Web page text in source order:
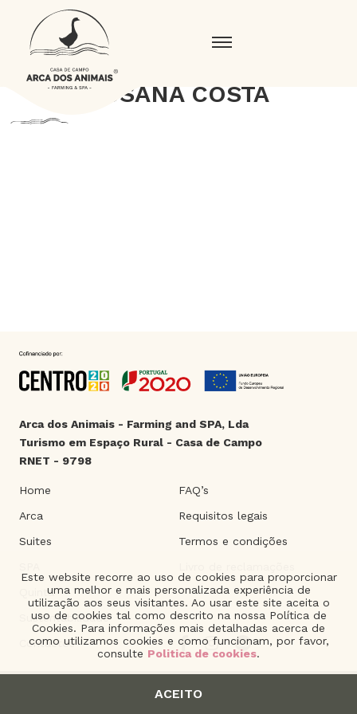
Este website recorre ao uso de cookies para proporcionar
uma melhor e mais personalizada experiência de
utilização aos seus visitantes. Ao usar este site aceita o
uso de cookies tal como descrito na nossa Política de
Cookies. Para informações mais detalhadas acerca de
como utilizamos cookies e como funcionam, por favor,
consulte Politica de cookies.
ACEITO
SUSANA COSTA
Arca dos Animais - Farming and SPA, Lda
Turismo em Espaço Rural - Casa de Campo
RNET - 9798
Home
Arca
Suites
Quinta
Sustentabilidade
Contactos
FAQ’s
Requisitos legais
Termos e condições
2021 © Arca dos Animais. | Product of